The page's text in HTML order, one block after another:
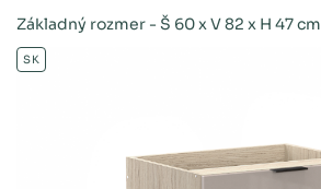
Základný rozmer - Š 60 x V 82 x H 47 cm
SK